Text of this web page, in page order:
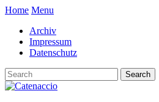
Home Menu
Archiv
Impressum
Datenschutz